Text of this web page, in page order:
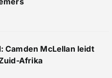
Camden McLellan leidt
Afrika